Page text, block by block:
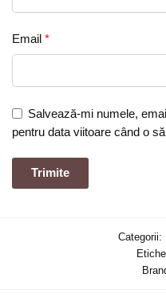
Email *
Salvează-mi numele,
pentru data viitoare când o
Categorii: